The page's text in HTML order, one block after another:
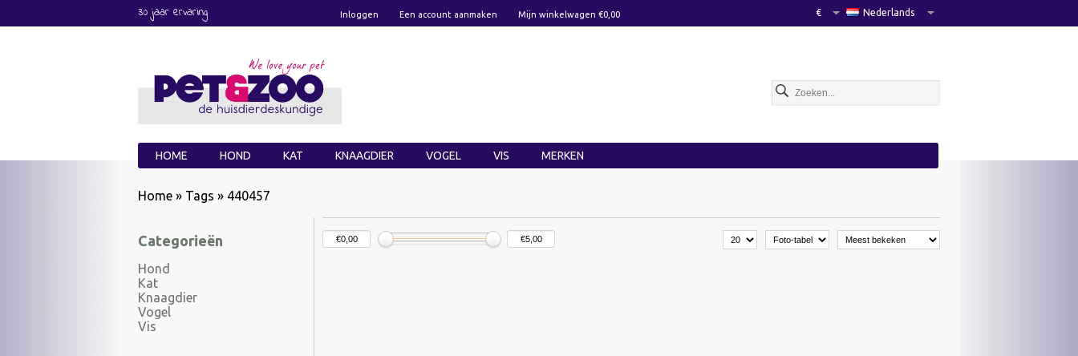
30 jaar ervaring Inloggen Een account aanmaken Mijn winkelwagen €0,00 Nederlands
€
HOME HOND KAT KNAAGDIER VOGEL VIS MERKEN
Home » Tags » 440457
Categorieën
Hond
Kat
Knaagdier
Vogel
Vis